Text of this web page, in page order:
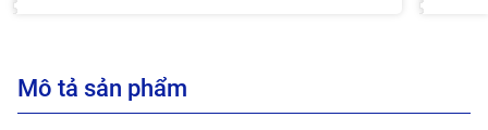
Mô tả sản phẩm